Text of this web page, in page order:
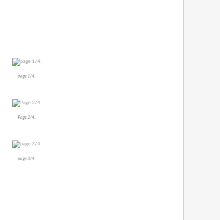
page 1/4.
Page 2/4.
page 3/4.